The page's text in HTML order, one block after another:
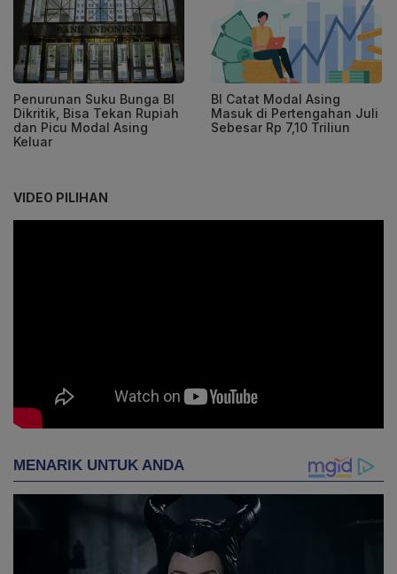
Penurunan Suku Bunga BI
Dikritik, Bisa Tekan Rupiah
dan Picu Modal Asing
Keluar
BI Catat Modal Asing
Masuk di Pertengahan Juli
Sebesar Rp 7,10 Triliun
VIDEO PILIHAN